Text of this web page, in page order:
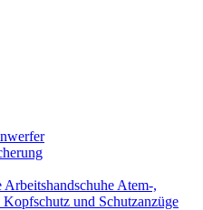
Arbeitshandschuhe Atem-,
und Schutzanzüge